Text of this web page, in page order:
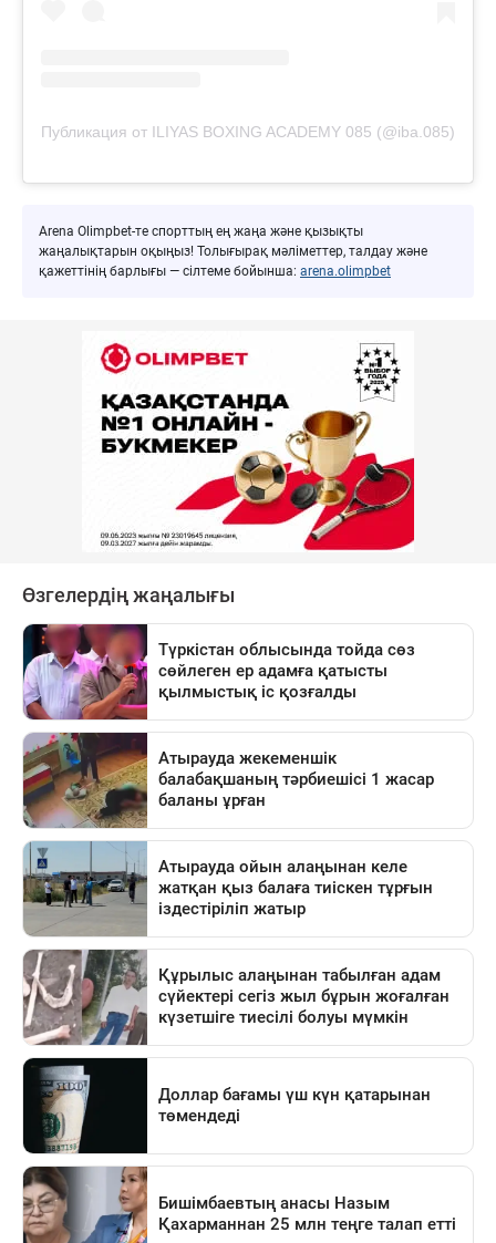
Публикация от ILIYAS BOXING ACADEMY 085 (@iba.085)
Arena Olimpbet-те спорттың ең жаңа және қызықты
жаңалықтарын оқыңыз! Толығырақ мәліметтер, талдау және
қажеттінің барлығы — сілтеме бойынша: arena.olimpbet